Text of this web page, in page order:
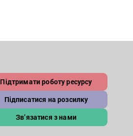
Підтримати роботу ресурсу
Підписатися на розсилку
Зв’язатися з нами